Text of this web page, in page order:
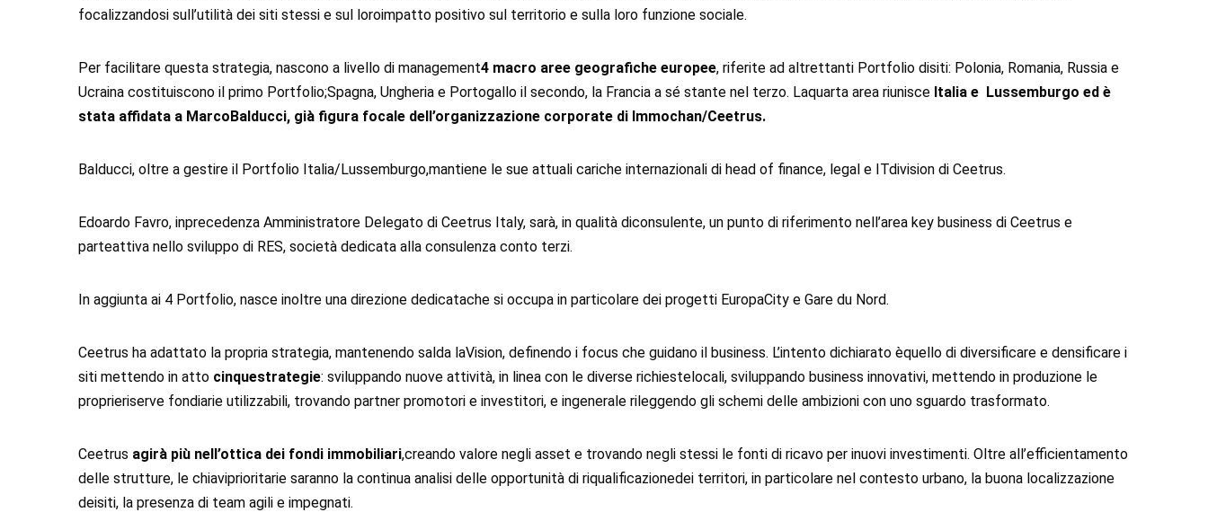
focalizzandosi sull’utilità dei siti stessi e sul loroimpatto positivo sul territorio e sulla loro funzione sociale.
Per facilitare questa strategia, nascono a livello di management4 macro aree geografiche europee, riferite ad altrettanti Portfolio disiti: Polonia, Romania, Russia e
Ucraina costituiscono il primo Portfolio;Spagna, Ungheria e Portogallo il secondo, la Francia a sé stante nel terzo. Laquarta area riunisce Italia e Lussemburgo ed è
stata affidata a MarcoBalducci, già figura focale dell’organizzazione corporate di Immochan/Ceetrus.
Balducci, oltre a gestire il Portfolio Italia/Lussemburgo,mantiene le sue attuali cariche internazionali di head of finance, legal e ITdivision di Ceetrus.
Edoardo Favro, inprecedenza Amministratore Delegato di Ceetrus Italy, sarà, in qualità diconsulente, un punto di riferimento nell’area key business di Ceetrus e
parteattiva nello sviluppo di RES, società dedicata alla consulenza conto terzi.
In aggiunta ai 4 Portfolio, nasce inoltre una direzione dedicatache si occupa in particolare dei progetti EuropaCity e Gare du Nord.
Ceetrus ha adattato la propria strategia, mantenendo salda laVision, definendo i focus che guidano il business. L’intento dichiarato èquello di diversificare e densificare i
siti mettendo in atto cinquestrategie: sviluppando nuove attività, in linea con le diverse richiestelocali, sviluppando business innovativi, mettendo in produzione le
proprieriserve fondiarie utilizzabili, trovando partner promotori e investitori, e ingenerale rileggendo gli schemi delle ambizioni con uno sguardo trasformato.
Ceetrus agirà più nell’ottica dei fondi immobiliari,creando valore negli asset e trovando negli stessi le fonti di ricavo per inuovi investimenti. Oltre all’efficientamento
delle strutture, le chiaviprioritarie saranno la continua analisi delle opportunità di riqualificazionedei territori, in particolare nel contesto urbano, la buona localizzazione
deisiti, la presenza di team agili e impegnati.